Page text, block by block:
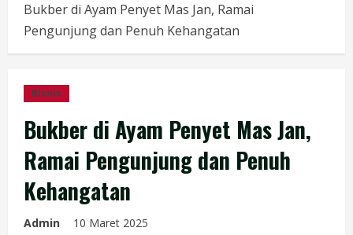
Bukber di Ayam Penyet Mas Jan, Ramai
Pengunjung dan Penuh Kehangatan
Bisnis
Bukber di Ayam Penyet Mas Jan,
Ramai Pengunjung dan Penuh
Kehangatan
Admin 10 Maret 2025